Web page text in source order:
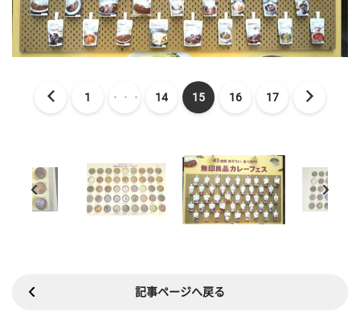
1 ・・・ 14 15 16 17
記事ページへ戻る